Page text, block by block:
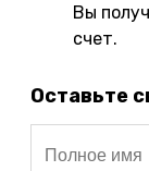
Вы
счет.
Оставьте